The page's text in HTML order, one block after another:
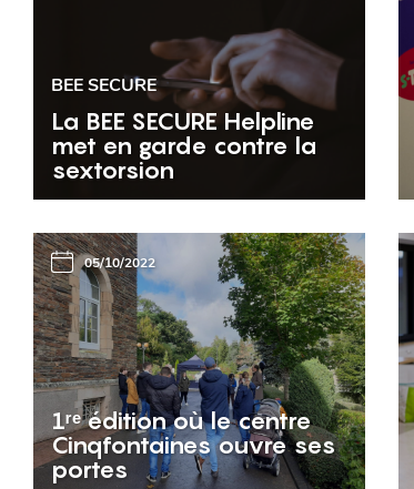
BEE SECURE
La BEE SECURE Helpline
met en garde contre la
sextorsion
05/10/2022
1ʳᵉ édition où le centre
Cinqfontaines ouvre ses
portes